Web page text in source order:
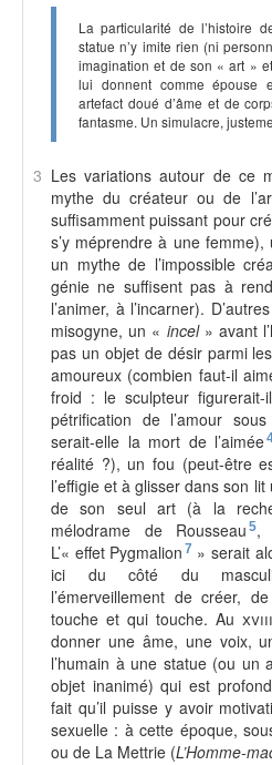
La particularité de l’histoire
statue n’y imite rien (ni
imagination et de son « art »
lui donnent comme épouse
artefact doué d’âme et de
fantasme. Un simulacre,
3 Les variations autour de ce
mythe du créateur ou de
suffisamment puissant pour
s’y méprendre à une
un mythe de l’impossible
génie ne suffisent pas à
l’animer, à l’incarner).
misogyne, un « incel» avant
pas un objet de désir parmi
amoureux (combien faut-il
froid : le sculpteur
pétrification de l’amour
serait-elle la mort de l’aimée
réalité ?), un fou (peut-être
l’effigie et à glisser dans son
de son seul art (à la
mélodrame de Rousseau 5,
L’« effet Pygmalion 7 » serait
ici du côté du
l’émerveillement de créer,
touche et qui touche. Au xviii
donner une âme, une voix,
l’humain à une statue (ou un
objet inanimé) qui est
fait qu’il puisse y avoir
sexuelle : à cette époque,
ou de La Mettrie (L’Homme-